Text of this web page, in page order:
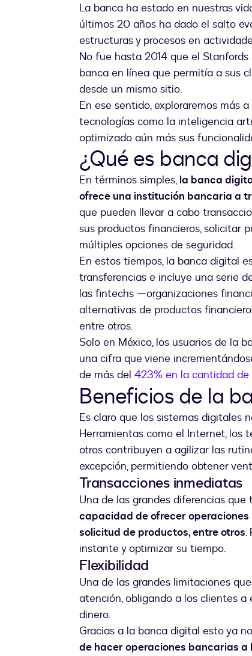
La banca ha estado en nuestras
últimos 20 años ha dado el salto
estructuras y procesos en
No fue hasta 2014 que el
banca en línea que permitía a sus
desde un mismo sitio.
En ese sentido, exploraremos más
tecnologías como la inteligencia
optimizado aún más sus
¿Qué es banca
En términos simples, la banca
ofrece una institución bancaria a
que pueden llevar a cabo
sus productos financieros, solicitar
múltiples opciones de seguridad.
En estos tiempos, la banca digital
transferencias e incluye una serie
las fintechs —organizaciones
alternativas de productos
entre otros.
Solo en México, los usuarios de la
una cifra que viene
de más del 423% en la cantidad
Beneficios de la
Es claro que los sistemas digitales
Herramientas como el Internet, los
otros contribuyen a agilizar las
excepción, permitiendo obtener
Transacciones inmediatas
Una de las grandes diferencias
capacidad de ofrecer
solicitud de productos, entre otros.
instante y optimizar su tiempo.
Flexibilidad
Una de las grandes limitaciones
atención, obligando a los clientes a
dinero.
Gracias a la banca digital esto ya
de hacer operaciones bancarias a